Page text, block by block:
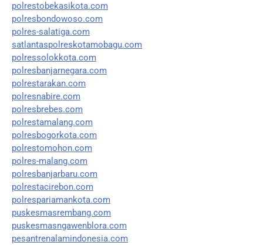
polrestobekasikota.com
polresbondowoso.com
polres-salatiga.com
satlantaspolreskotamobagu.com
polressolokkota.com
polresbanjarnegara.com
polrestarakan.com
polresnabire.com
polresbrebes.com
polrestamalang.com
polresbogorkota.com
polrestomohon.com
polres-malang.com
polresbanjarbaru.com
polrestacirebon.com
polrespariamankota.com
puskesmasrembang.com
puskesmasngawenblora.com
pesantrenalamindonesia.com